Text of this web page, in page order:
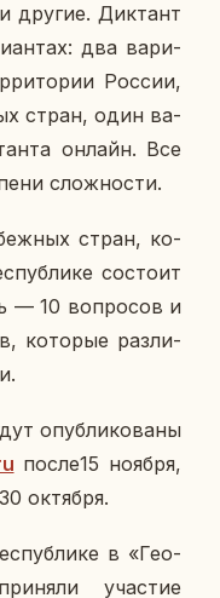
другие. Дик­тант
два ва­ри­
России,
стран, один ва­
онлайн. Все
слож­но­сти.
стран, ко­
со­сто­ит
— 10 во­про­сов и
ко­то­рые раз­ли­
опуб­ли­ко­ва­ны
после15 ноября,
ок­тяб­ря.
в «Гео­
уча­стие